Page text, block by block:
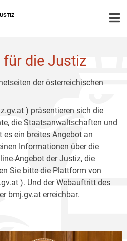
die Justiz
der österreichischen
) präsentieren sich die
die Staatsanwaltschaften und
ein breites Angebot an
Informationen über die
Angebot der Justiz, die
Sie bitte die Plattform von
). Und der Webauftritt des
bmj.gv.at erreichbar.